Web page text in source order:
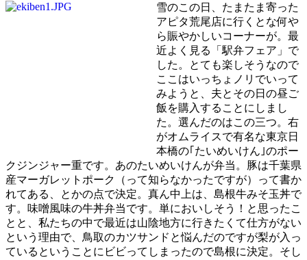
雪のこの日、たまたま寄った
アピタ荒尾店に行くとな何や
ら賑やかしいコーナーが。最
近よく見る「駅弁フェア」で
した。とても楽しそうなので
ここはいっちょノリでいって
みようと、夫とその日の昼ご
飯を購入することにしまし
た。選んだのはこの三つ。右
がオムライスで有名な東京日
本橋の｢たいめいけん｣のポー
クジンジャー重です。あのたいめいけんが弁当。豚は千葉県
産マーガレットポーク（って知らなかったですが）って書か
れてある、とかの点で決定。真ん中上は、島根牛みそ玉丼で
す。味噌風味の牛丼弁当です。単においしそう！と思ったこ
とと、私たちの中で最近は山陰地方に行きたくて仕方がない
という理由で、鳥取のカツサンドと悩んだのですが梨が入っ
ているということにビビってしまったので島根に決定。そし